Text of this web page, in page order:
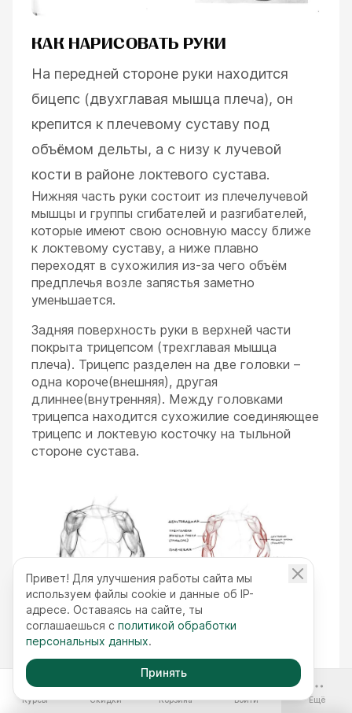
КАК НАРИСОВАТЬ РУКИ
На передней стороне руки находится
бицепс (двухглавая мышца плеча), он
крепится к плечевому суставу под
объёмом дельты, а с низу к лучевой
кости в районе локтевого сустава.
Нижняя часть руки состоит из плечелучевой
мышцы и группы сгибателей и разгибателей,
которые имеют свою основную массу ближе
к локтевому суставу, а ниже плавно
переходят в сухожилия из-за чего объём
предплечья возле запястья заметно
уменьшается.
Задняя поверхность руки в верхней части
покрыта трицепсом (трехглавая мышца
плеча). Трицепс разделен на две головки –
одна короче(внешняя), другая
длиннее(внутренняя). Между головками
трицепса находится сухожилие соединяющее
трицепс и локтевую косточку на тыльной
стороне сустава.
Курсы Скидки Корзина Войти Ещё
Привет! Для улучшения работы сайта мы
используем файлы cookie и данные об IP-
адресе. Оставаясь на сайте, ты
соглашаешься с политикой обработки
персональных данных.
Принять